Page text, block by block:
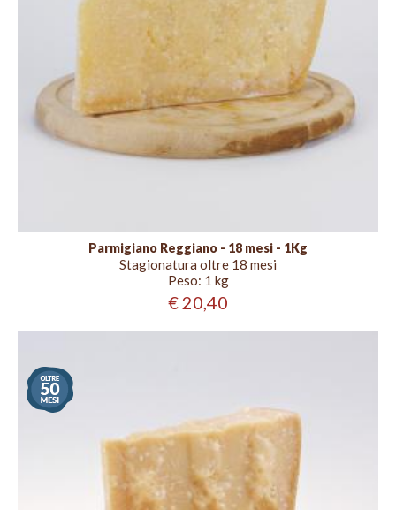
Parmigiano Reggiano - 18 mesi - 1Kg
Stagionatura oltre 18 mesi
Peso: 1 kg
€ 20,40
Stagionatura
oltre
50